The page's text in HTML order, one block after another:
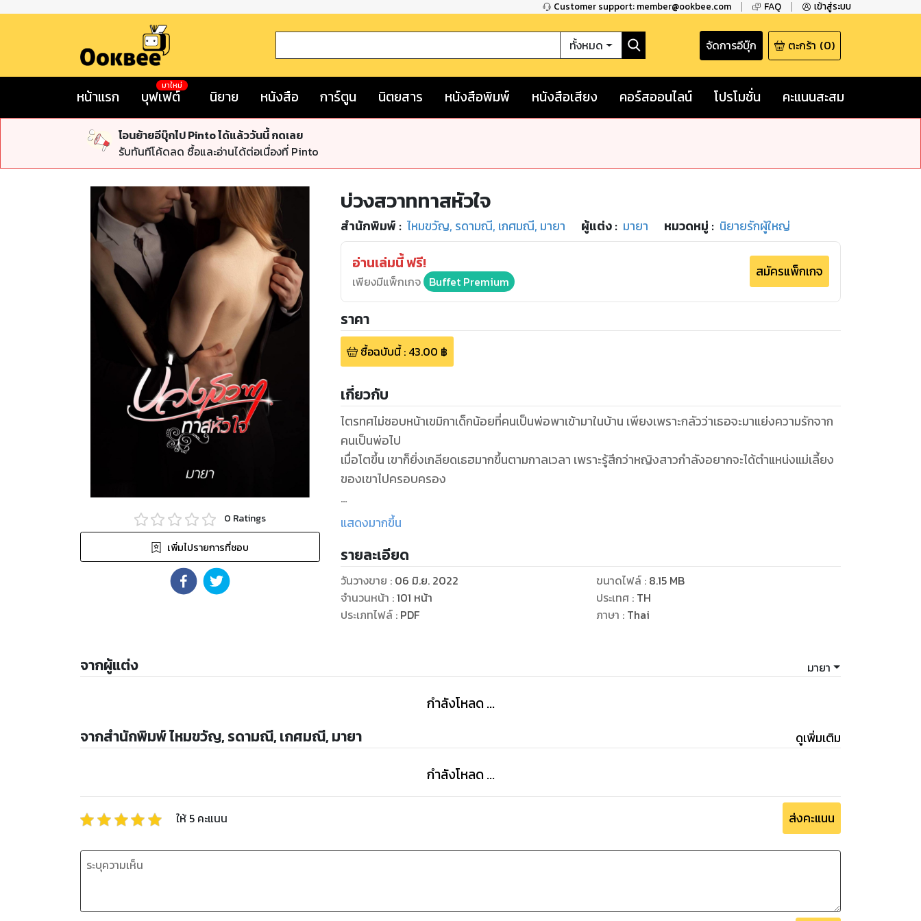
Customer support: member@ookbee.com FAQ เข้าสู่ระบบ
ทั้งหมด จัดการอีบุ๊ก ตะกร้า (0)
หน้าแรก บุฟเฟต์
มาใหม่
นิยาย หนังสือ การ์ตูน นิตยสาร หนังสือพิมพ์ หนังสือเสียง คอร์สออนไลน์ โปรโมชั่น คะแนนสะสม
โอนย้ายอีบุ๊กไป Pinto ได้แล้ววันนี้ กดเลย
รับทันทีโค้ดลด ซื้อและอ่านได้ต่อเนื่องที่ Pinto
0 Ratings
เพิ่มไปรายการที่ชอบ
บ่วงสวาททาสหัวใจ
สำนักพิมพ์ : ไหมขวัญ, รดามณี, เกศมณี, มายา ผู้แต่ง : มายา หมวดหมู่ : นิยายรักผู้ใหญ่
อ่านเล่มนี้ ฟรี!
เพียงมีแพ็กเกจ Buffet Premium
สมัครแพ็กเกจ
ราคา
ซื้อฉบับนี้: 43.00 ฿
เกี่ยวกับ
ไตรทศไม่ชอบหน้าเขมิกาเด็กน้อยที่คนเป็นพ่อพาเข้ามาในบ้าน เพียงเพราะกลัวว่าเธอจะมาแย่งความรักจาก
คนเป็นพ่อไป
เมื่อโตขึ้น เขาก็ยิ่งเกลียดเธฮมากขึ้นตามกาลเวลา เพราะรู้สึกว่าหญิงสาวกำลังอยากจะได้ตำแหน่งแม่เลี้ยง
ของเขาไปครอบครอง
+++++++++
“เลิกมายุ่งกับผมได้ไหม”
“ไม่ได้ค่ะ คุณลุงบอกเสมอว่า ถ้าเมื่อไหร่ท่านไม่อยู่ ขวัญต้องดูแลพี่ไตรดีๆ อย่างวันนี้ ถ้าขวัญไม่มา พี่จะกิน
ข้าวหรือเปล่าก็รู้ สั่งมาก็วางทิ้งเอาไว้ไม่ยอมกิน ใช่ไหมล่ะคะ”
“อย่ามาทำตัวเป็นแม่เลี้ยงผมหน่อยเลย เพราะพ่อก็ตายไปแล้ว บทบาทนั้นผมไม่ต้องการ” ไตรทศพูดเสียง
คลี่คลาย เพราะเขมิกาชอบเข้าออกนอกในห้องของพ่อเขาตอนดึกๆ ดื่นๆ แทบทุกวัน แม้ท่านและหญิงสาวจะ
“งั้นฉันขอบทบาทอื่นได้ไหมล่ะคะ” ไม่พูดเปล่าเขมิกายังลุกขึ้นแล้วเดินไปนั่งลงบนตักของไตรทศ ใช้มือทั้ง
สองลูบแก้มแล้วไล้มาที่ริมฝีปาก ที่นับวันยิ่งด่าได้เจ็บและแสบสัน
“อยากได้บทบาทนางบำเรอหรือไง” ชายหนุ่มถามพลางกดยิ้มหยัด
เขมิกาชะงักไปเล็กน้อย ก่อนจะปรับสีหน้าแล้วฉีกยิ้มหวานยั่วยวน “อยากลองดูหน่อยไหมล่ะคะ” คำพูดท้าทาย
แสดงมากขึ้น
รายละเอียด
วันวางขาย : 06 มิ.ย. 2022
จำนวนหน้า :101 หน้า
ประเภทไฟล์: PDF
ขนาดไฟล์: 8.15 MB
ประเทศ : TH
ภาษา : Thai
จากผู้แต่ง มายา
กำลังโหลด ...
จากสำนักพิมพ์ ไหมขวัญ, รดามณี, เกศมณี, มายา ดูเพิ่มเติม
กำลังโหลด ...
ให้ 5 คะแนน ส่งคะแนน